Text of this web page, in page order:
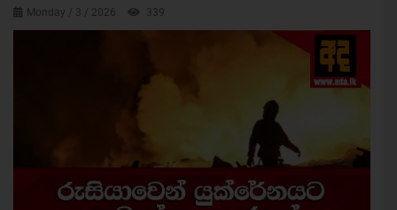
Monday / 3 / 2026 339